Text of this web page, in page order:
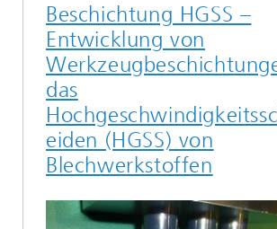
Beschichtung HGSS –
Entwicklung von
das
eiden (HGSS) von
Blechwerkstoffen